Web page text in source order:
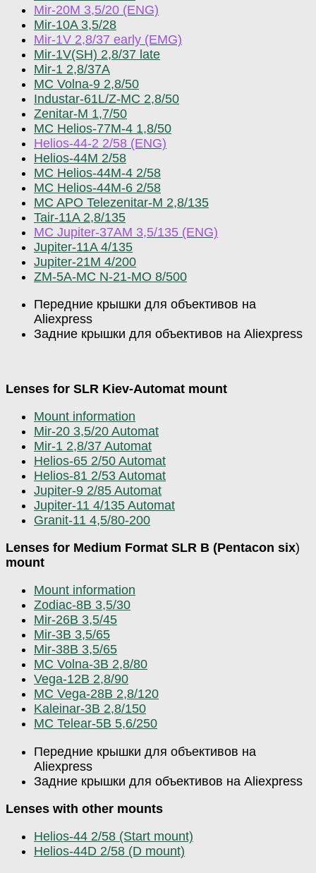
Mir-20M 3,5/20 (ENG)
Mir-10A 3,5/28
Mir-1V 2,8/37 early (EMG)
Mir-1V(SH) 2,8/37 late
Mir-1 2,8/37A
MC Volna-9 2,8/50
Industar-61L/Z-MC 2,8/50
Zenitar-M 1,7/50
MC Helios-77M-4 1,8/50
Helios-44-2 2/58 (ENG)
Helios-44M 2/58
MC Helios-44M-4 2/58
MC Helios-44M-6 2/58
MC APO Telezenitar-M 2,8/135
Tair-11A 2,8/135
MC Jupiter-37AM 3,5/135 (ENG)
Jupiter-11A 4/135
Jupiter-21M 4/200
ZM-5A-MC N-21-MO 8/500
Передние крышки для объективов на
Aliexpress
Задние крышки для объективов на Aliexpress
Lenses for SLR Kiev-Automat mount
Mount information
Mir-20 3,5/20 Automat
Mir-1 2,8/37 Automat
Helios-65 2/50 Automat
Helios-81 2/53 Automat
Jupiter-9 2/85 Automat
Jupiter-11 4/135 Automat
Granit-11 4,5/80-200
Lenses for Medium Format SLR B (Pentacon six)
mount
Mount information
Zodiac-8B 3,5/30
Mir-26B 3,5/45
Mir-3B 3,5/65
Mir-38B 3,5/65
МС Volna-3B 2,8/80
Vega-12B 2,8/90
MC Vega-28B 2,8/120
Kaleinar-3B 2,8/150
МС Telear-5B 5,6/250
Передние крышки для объективов на
Aliexpress
Задние крышки для объективов на Aliexpress
Lenses with other mounts
Helios-44 2/58 (Start mount)
Helios-44D 2/58 (D mount)